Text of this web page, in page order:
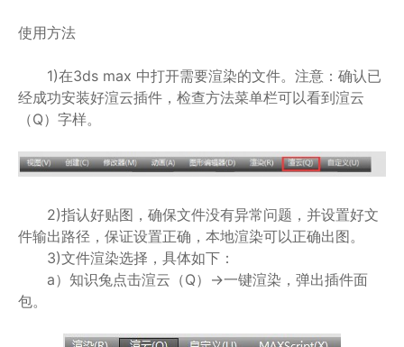
使用方法
1)在3ds max 中打开需要渲染的文件。注意：确认已
经成功安装好渲云插件，检查方法菜单栏可以看到渲云
（Q）字样。
2)指认好贴图，确保文件没有异常问题，并设置好文
件输出路径，保证设置正确，本地渲染可以正确出图。
3)文件渲染选择，具体如下：
a）知识兔点击渲云（Q）->一键渲染，弹出插件面
包。